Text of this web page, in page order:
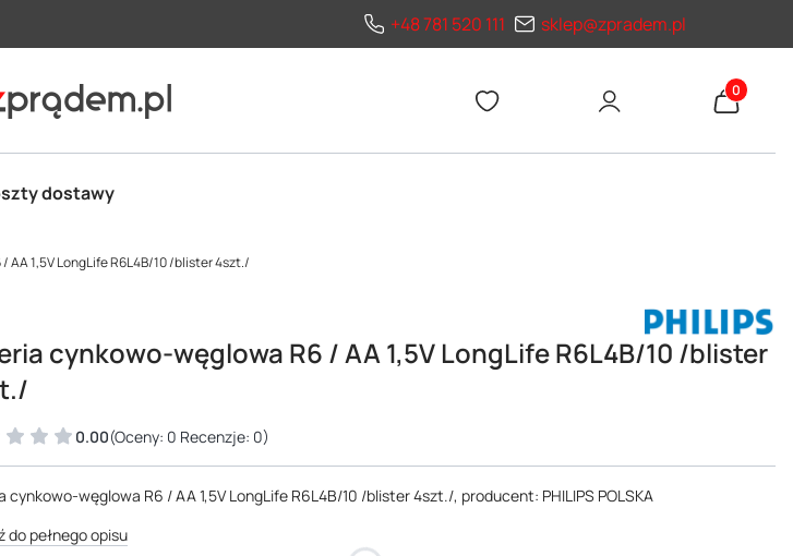
+48 781 520 111 sklep@zpradem.pl
Produkty
dostawy
AA 1,5V LongLife R6L4B/10 /blister 4szt./
cynkowo-węglowa R6 / AA 1,5V LongLife R6L4B/10 /blister
0.00(Oceny: 0 Recenzje: 0)
cynkowo-węglowa R6 / AA 1,5V LongLife R6L4B/10 /blister 4szt./, producent: PHILIPS POLSKA
do pełnego opisu